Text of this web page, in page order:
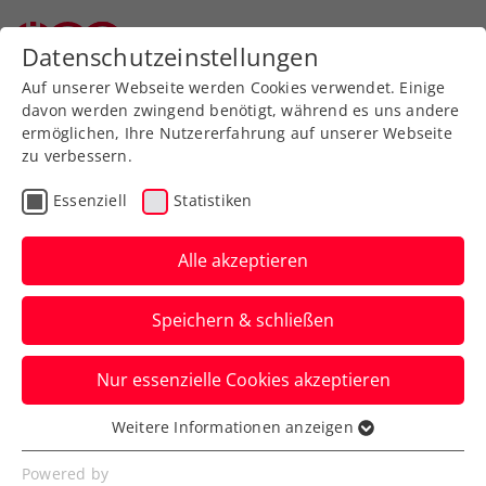
Zischka ÖTV Seniors Trophy
2025 powered by HEAD | 6.
Turnier
Zischka ÖTV Seniors Trophy 2025
powered by HEAD
Datenschutzeinstellungen
Auf unserer Webseite werden Cookies verwendet. Einige
davon werden zwingend benötigt, während es uns andere
ermöglichen, Ihre Nutzererfahrung auf unserer Webseite
zu verbessern.
Essenziell Statistiken
Alle akzeptieren
Speichern & schließen
Nur essenzielle Cookies akzeptieren
Essenziell
Essenzielle Cookies werden für grundlegende
Weitere Informationen anzeigen
Powered by